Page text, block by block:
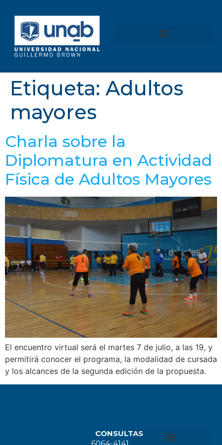
Etiqueta: Adultos
mayores
Charla sobre la
Diplomatura en Actividad
Física de Adultos Mayores
El encuentro virtual será el martes 7 de julio, a las 19, y
permitirá conocer el programa, la modalidad de cursada
y los alcances de la segunda edición de la propuesta.
CONSULTAS